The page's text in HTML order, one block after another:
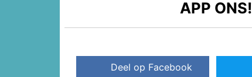
APP ONS!
Deel op Facebook